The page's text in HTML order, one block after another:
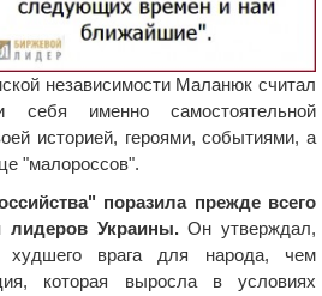
независимости Маланюк считал
себя именно самостоятельной
историей, героями, событиями, а
"малороссов".
поразила прежде всего
лидеров Украины.Он утверждал,
худшего врага для народа, чем
которая выросла в условиях